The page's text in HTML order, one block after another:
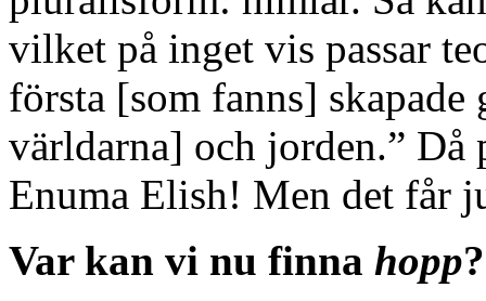
vilket på inget vis passar
första [som fanns]
världarna] och jorden.” Då
Enuma Elish! Men det får
Var kan vi nu finna hopp?